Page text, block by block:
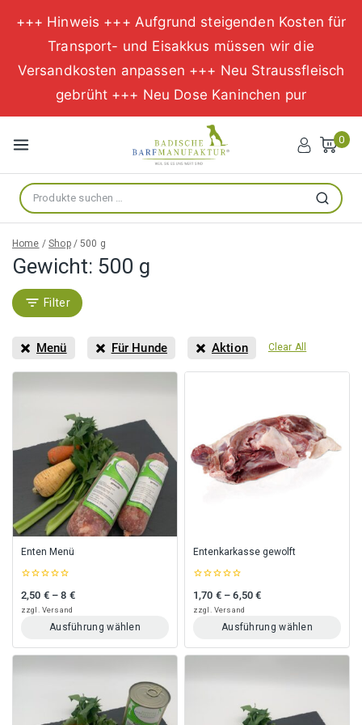
+++ Hinweis +++ Aufgrund steigenden Kosten für
Transport- und Eisakkus müssen wir die
Versandkosten anpassen +++ Neu Straussfleisch
gebrüht +++ Neu Dose Kaninchen pur
Inhalt
springen
0
Suche
nach:
Suchen
Home / Shop / 500 g
Gewicht: 500 g
Filter
Menü Für Hunde Aktion Clear All
Enten Menü
out
of
2,50 € –8 €Preisspanne: 2,50 € bis 8 €
zzgl. Versand
Ausführung wählen
Dieses
Entenkarkasse gewolft
out
of
1,70 € –6,50€Preisspanne: 1,70 € bis 6,50 €
zzgl. Versand
Ausführung wählen
Dieses